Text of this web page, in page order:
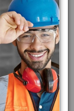
oferece duplo
água em até 40%.
e
qualquer banheiro.